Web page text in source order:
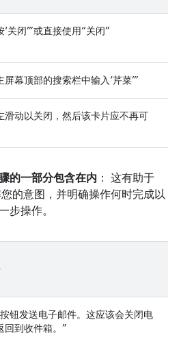
‘关闭’”或直接使用“关闭”
屏幕顶部的搜索栏中输入‘芹菜’”
滑动以关闭，然后该卡片应不再可
的一部分包含在内 ： 这有助于
的意图，并明确操作何时完成以
步操作。
钮发送电子邮件。这应该会关闭电
回到收件箱。”